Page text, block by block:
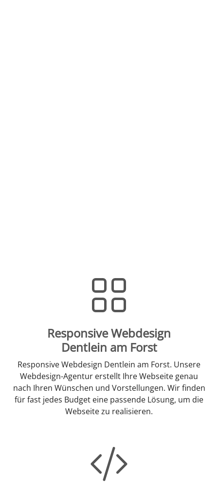
Responsive Webdesign
Dentlein am Forst
Responsive Webdesign Dentlein am Forst. Unsere
Webdesign-Agentur erstellt Ihre Webseite genau
nach Ihren Wünschen und Vorstellungen. Wir finden
für fast jedes Budget eine passende Lösung, um die
Webseite zu realisieren.